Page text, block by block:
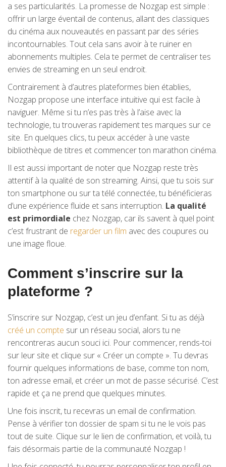
a ses particularités. La promesse de Nozgap est simple :
offrir un large éventail de contenus, allant des classiques
du cinéma aux nouveautés en passant par des séries
incontournables. Tout cela sans avoir à te ruiner en
abonnements multiples. Cela te permet de centraliser tes
envies de streaming en un seul endroit.
Contrairement à d’autres plateformes bien établies,
Nozgap propose une interface intuitive qui est facile à
naviguer. Même si tu n’es pas très à l’aise avec la
technologie, tu trouveras rapidement tes marques sur ce
site. En quelques clics, tu peux accéder à une vaste
bibliothèque de titres et commencer ton marathon cinéma.
Il est aussi important de noter que Nozgap reste très
attentif à la qualité de son streaming. Ainsi, que tu sois sur
ton smartphone ou sur ta télé connectée, tu bénéficieras
d’une expérience fluide et sans interruption. La qualité
est primordiale chez Nozgap, car ils savent à quel point
c’est frustrant de regarder un film avec des coupures ou
une image floue.
Comment s’inscrire sur la
plateforme ?
S’inscrire sur Nozgap, c’est un jeu d’enfant. Si tu as déjà
créé un compte sur un réseau social, alors tu ne
rencontreras aucun souci ici. Pour commencer, rends-toi
sur leur site et clique sur « Créer un compte ». Tu devras
fournir quelques informations de base, comme ton nom,
ton adresse email, et créer un mot de passe sécurisé. C’est
rapide et ça ne prend que quelques minutes.
Une fois inscrit, tu recevras un email de confirmation.
Pense à vérifier ton dossier de spam si tu ne le vois pas
tout de suite. Clique sur le lien de confirmation, et voilà, tu
fais désormais partie de la communauté Nozgap !